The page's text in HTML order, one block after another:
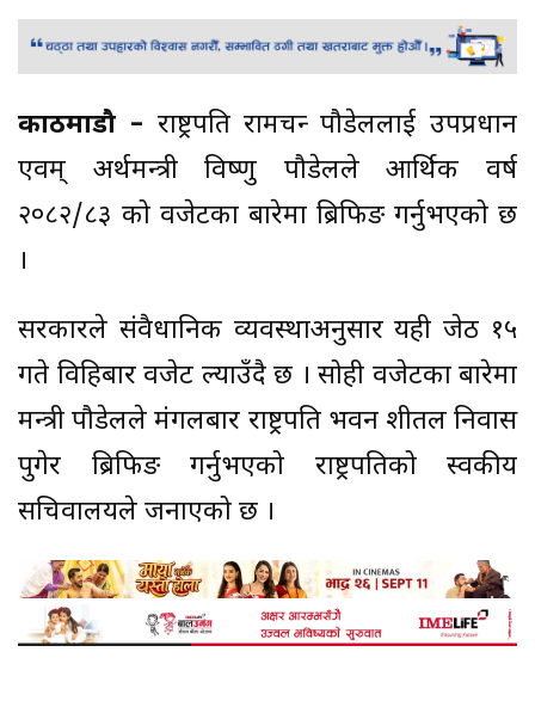
काठमाडौ – राष्ट्रपति रामचन्द्र पौडेललाई उपप्रधान
एवम् अर्थमन्त्री विष्णु पौडेलले आर्थिक वर्ष
२०८२/८३ को वजेटका बारेमा ब्रिफिङ गर्नुभएको छ
।
सरकारले संवैधानिक व्यवस्थाअनुसार यही जेठ १५
गते विहिबार वजेट ल्याउँदै छ । सोही वजेटका बारेमा
मन्त्री पौडेलले मंगलबार राष्ट्रपति भवन शीतल निवास
पुगेर ब्रिफिङ गर्नुभएको राष्ट्रपतिको स्वकीय
सचिवालयले जनाएको छ ।